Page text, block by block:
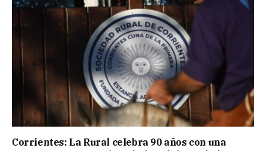
Corrientes: La Rural celebra 90 años con una